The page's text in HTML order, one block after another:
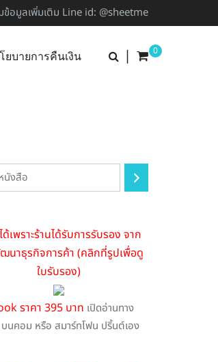
ข้อมูลเพิ่มเติม Line id: @sheetme
0
|
ยบายการคืนเงิน
ด้เพราะร้านได้รับการรับรอง จาก
นาธุรกิจการค้า (คลิกที่รูปเพื่อดู
ใบรับรอง)
ราคา 395 บาท เปิดอ่านทาง
บนคอม หรือ สมาร์ทโฟน ปริ้นต์เอง